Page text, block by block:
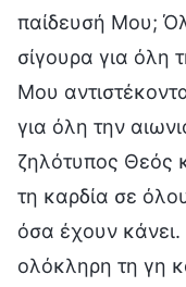
παίδευσή Μου;
σίγουρα για όλη
Μου
για όλη την
ζηλότυπος Θεός
τη καρδία σε
όσα έχουν
ολόκληρη τη γη